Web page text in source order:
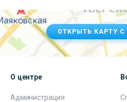
ОТКРЫТЬ КАРТУ
О центре
Администрация